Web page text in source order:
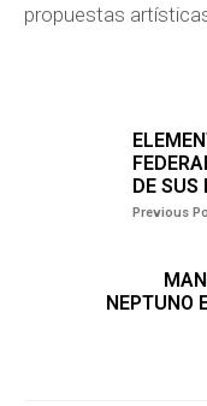
propuestas
DE SUS
Previous
NEPTUNO